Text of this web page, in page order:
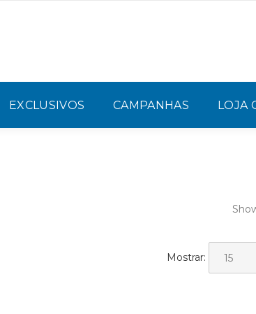
EXCLUSIVOS CAMPANHAS LOJA
Mostrar: